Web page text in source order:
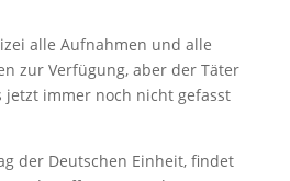
alle Aufnahmen und alle
zur Verfügung, aber der Täter
jetzt immer noch nicht gefasst
der Deutschen Einheit, findet